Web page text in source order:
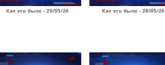
Как это было - 29/05/26 Как это было - 28/05/26